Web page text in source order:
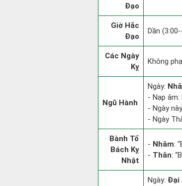
Đạo
Giờ Hắc
Đạo
Dần
Các Ngày
Kỵ
Không
Ngũ Hành
Ngày:
- Nạp âm:
- Ngày
- Ngày
Bành Tổ
Bách Kỵ
Nhật
- Nhâm:
- Thân:
Ngày: Đại